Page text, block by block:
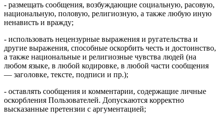
- размещать сообщения, возбуждающие социальную, расовую,
национальную, половую, религиозную, а также любую иную
ненависть и вражду;
- использовать нецензурные выражения и ругательства и
другие выражения, способные оскорбить честь и достоинство,
а также национальные и религиозные чувства людей (на
любом языке, в любой кодировке, в любой части сообщения
— заголовке, тексте, подписи и пр.);
- оставлять сообщения и комментарии, содержащие личные
оскорбления Пользователей. Допускаются корректно
высказанные претензии с аргументацией;